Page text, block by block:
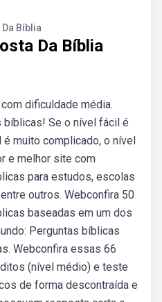
Bíblia
Da Bíblia
dificuldade média.
Se o nível fácil é
muito complicado, o nível
e melhor site com
para estudos, escolas
outros. Webconfira 50
baseadas em um dos
Perguntas bíblicas
Webconfira essas 66
(nível médio) e teste
de forma descontraída e